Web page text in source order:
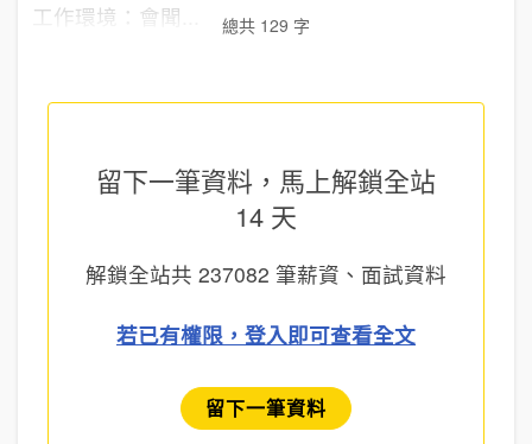
工作環境：會聞...
總共 129 字
留下一筆資料，馬上解鎖全站
14 天
解鎖全站共 237082 筆薪資、面試資料
若已有權限，登入即可查看全文
留下一筆資料